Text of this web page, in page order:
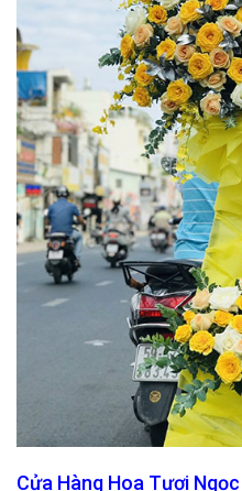
Cửa Hàng Hoa Tươi